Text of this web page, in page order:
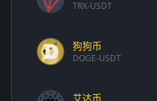
TRX-USDT
狗狗币
DOGE-USDT
艾达币